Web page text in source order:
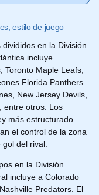
estilo de juego
en la División
incluye
Toronto Maple Leafs,
Florida Panthers.
New Jersey Devils,
entre otros. Los
más estructurado
el control de la zona
del rival.
en la División
incluye a Colorado
Predators. El